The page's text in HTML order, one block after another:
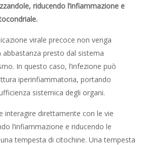
riducendo l’infiammazione e
virale precoce non venga
presto dal sistema
In questo caso, l’infezione può
iperinfiammatoria, portando
sistemica degli organi.
interagire direttamente con le vie
l’infiammazione e riducendo le
tempesta di citochine. Una tempesta